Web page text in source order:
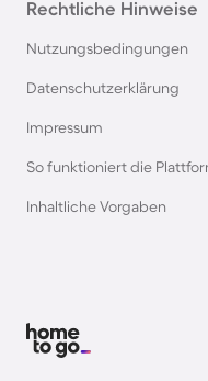
Ferienhäuser &
Allgäu
Fehmarn
Ferienhäuser &
Kühlungsborn
Rechtliche Hinweise
Nutzungsbedingungen
Datenschutzerklärung
Impressum
So funktioniert die
Inhaltliche Vorgaben